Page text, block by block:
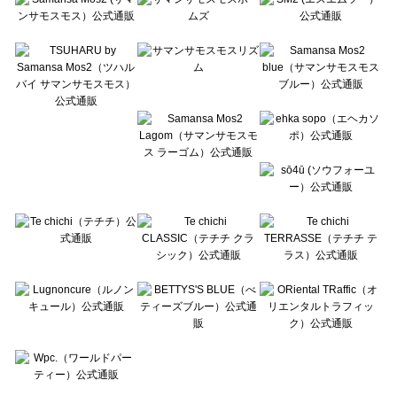
Te chichi CLASSIC（テチチ クラシック）のボトムス一覧
Lugnoncure（ルノンキュール）のボトムス一覧
BETTY'S BLUE（べティーズブルー）のボトムス一覧
Wpc.（ワールドパーティー）のボトムス一覧